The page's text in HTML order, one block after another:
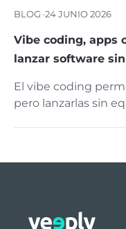
BLOG ·24 JUNIO 2026
Vibe coding, apps
lanzar software
El vibe coding
pero lanzarlas sin